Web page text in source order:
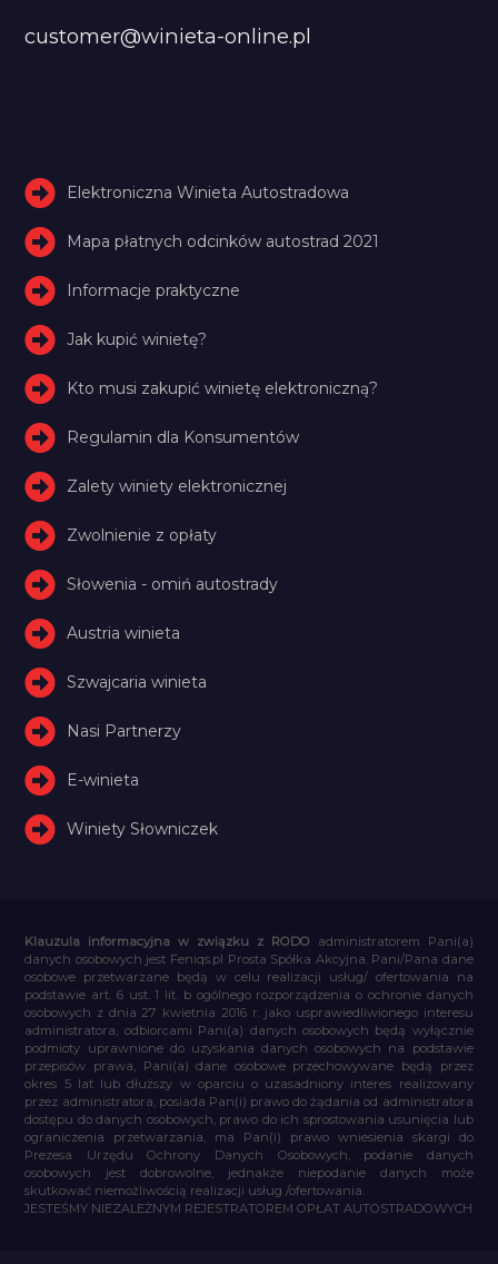
customer@winieta-online.pl
Elektroniczna Winieta Autostradowa
Mapa płatnych odcinków autostrad 2021
Informacje praktyczne
Jak kupić winietę?
Kto musi zakupić winietę elektroniczną?
Regulamin dla Konsumentów
Zalety winiety elektronicznej
Zwolnienie z opłaty
Słowenia - omiń autostrady
Austria winieta
Szwajcaria winieta
Nasi Partnerzy
E-winieta
Winiety Słowniczek
Klauzula informacyjna w związku z RODO administratorem Pani(a)
danych osobowych jest Feniqs.pl Prosta Spółka Akcyjna. Pani/Pana dane
osobowe przetwarzane będą w celu realizacji usług/ ofertowania na
podstawie art. 6 ust. 1 lit. b ogólnego rozporządzenia o ochronie danych
osobowych z dnia 27 kwietnia 2016 r. jako usprawiedliwionego interesu
administratora, odbiorcami Pani(a) danych osobowych będą wyłącznie
podmioty uprawnione do uzyskania danych osobowych na podstawie
przepisów prawa, Pani(a) dane osobowe przechowywane będą przez
okres 5 lat lub dłuższy w oparciu o uzasadniony interes realizowany
przez administratora, posiada Pan(i) prawo do żądania od administratora
dostępu do danych osobowych, prawo do ich sprostowania usunięcia lub
ograniczenia przetwarzania, ma Pan(i) prawo wniesienia skargi do
Prezesa Urzędu Ochrony Danych Osobowych, podanie danych
osobowych jest dobrowolne, jednakże niepodanie danych może
skutkować niemożliwością realizacji usług /ofertowania.
JESTEŚMY NIEZALEŻNYM REJESTRATOREM OPŁAT AUTOSTRADOWYCH